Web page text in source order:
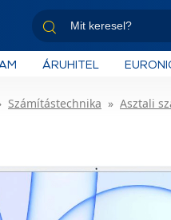
ÁRUHITEL
Számítástechnika Asztali